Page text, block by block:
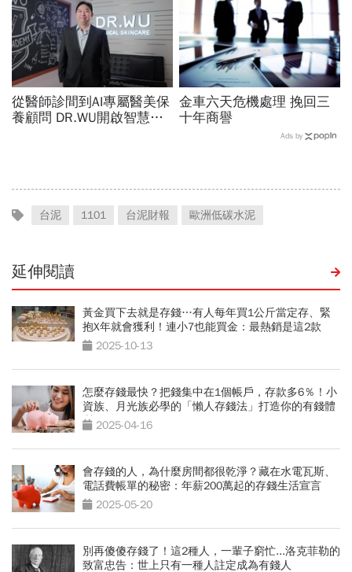
從醫師診間到AI專屬醫美保
養顧問 DR.WU開啟智慧養
金車六天危機處理 挽回三
十年商譽
Ads by
台泥 1101 台泥財報 歐洲低碳水泥
延伸閱讀
黃金買下去就是存錢…有人每年買1公斤當定存、緊
抱X年就會獲利！連小7也能買金：最熱銷是這2款
2025-10-13
怎麼存錢最快？把錢集中在1個帳戶，存款多6％！小
資族、月光族必學的「懶人存錢法」打造你的有錢體
質 2025-04-16
會存錢的人，為什麼房間都很乾淨？藏在水電瓦斯、
電話費帳單的秘密：年薪200萬起的存錢生活宣言
2025-05-20
別再傻傻存錢了！這2種人，一輩子窮忙...洛克菲勒的
致富忠告：世上只有一種人註定成為有錢人